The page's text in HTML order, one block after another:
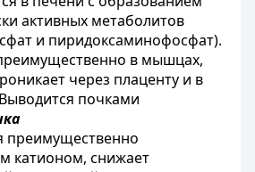
активных метаболитов
и пиридоксаминофосфат).
в мышцах,
через плаценту и в
почками
преимущественно
катионом, снижает